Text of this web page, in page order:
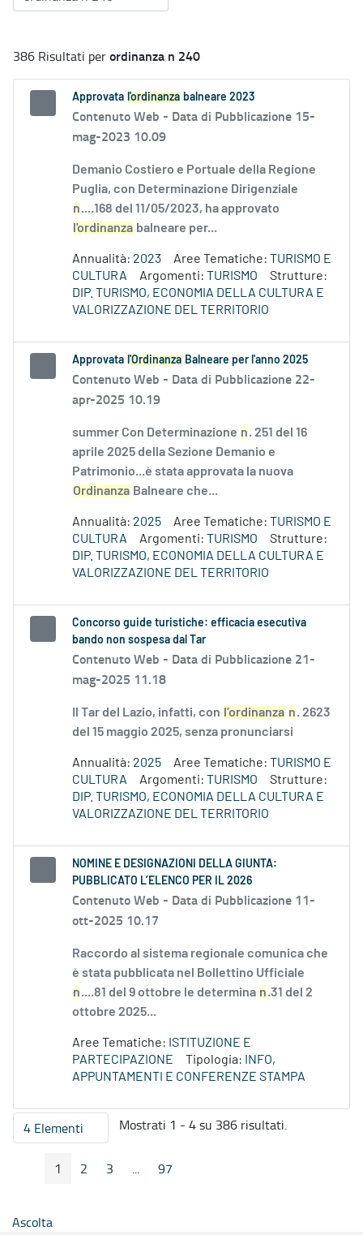
386 Risultati perordinanza n 240
Approvata l'ordinanza balneare 2023
Contenuto Web - Data di Pubblicazione 15-
mag-2023 10.09
Demanio Costiero e Portuale della Regione
Puglia, con Determinazione Dirigenziale
n....168 del 11/05/2023, ha approvato
l'ordinanza balneare per...
Annualità: 2023 Aree Tematiche: TURISMO E
CULTURA
Argomenti: TURISMO
Strutture:
DIP. TURISMO, ECONOMIA DELLA CULTURA E
VALORIZZAZIONE DEL TERRITORIO
Approvata l'Ordinanza Balneare per l'anno 2025
Contenuto Web - Data di Pubblicazione 22-
apr-2025 10.19
summer Con Determinazione n. 251 del 16
aprile 2025 della Sezione Demanio e
Patrimonio...è stata approvata la nuova
Ordinanza Balneare che...
Annualità: 2025 Aree Tematiche: TURISMO E
CULTURA
Argomenti: TURISMO
Strutture:
DIP. TURISMO, ECONOMIA DELLA CULTURA E
VALORIZZAZIONE DEL TERRITORIO
Concorso guide turistiche: efficacia esecutiva
bando non sospesa dal Tar
Contenuto Web - Data di Pubblicazione 21-
mag-2025 11.18
Il Tar del Lazio, infatti, con l’ordinanza n. 2623
del 15 maggio 2025, senza pronunciarsi
Annualità: 2025 Aree Tematiche: TURISMO E
CULTURA
Argomenti: TURISMO
Strutture:
DIP. TURISMO, ECONOMIA DELLA CULTURA E
VALORIZZAZIONE DEL TERRITORIO
NOMINE E DESIGNAZIONI DELLA GIUNTA:
PUBBLICATO L’ELENCO PER IL 2026
Contenuto Web - Data di Pubblicazione 11-
ott-2025 10.17
Raccordo al sistema regionale comunica che
è stata pubblicata nel Bollettino Ufficiale
n....81 del 9 ottobre le determina n.31 del 2
ottobre 2025...
Aree Tematiche: ISTITUZIONE E
PARTECIPAZIONE
Tipologia:
INFO,
APPUNTAMENTI E CONFERENZE STAMPA
4 ElementiPer pagina
Mostrati 1 - 4 su 386 risultati.
Pagina Precedente
Pagina
1 Pagina
2 Pagina
3 ...
Pagine intermedie
Pagina
97
Ascolta